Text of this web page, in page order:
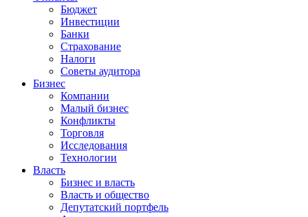
Бюджет
Инвестиции
Банки
Страхование
Налоги
Советы аудитора
Бизнес
Компании
Малый бизнес
Конфликты
Торговля
Исследования
Технологии
Власть
Бизнес и власть
Власть и общество
Депутатский портфель